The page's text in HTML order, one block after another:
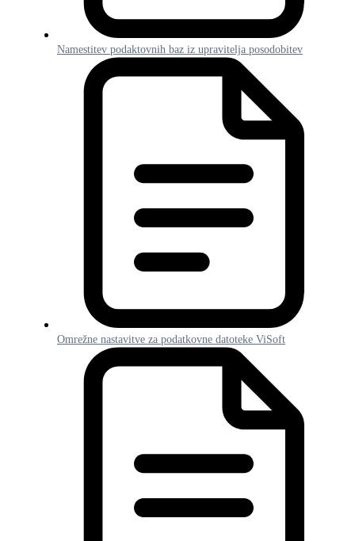
Namestitev podaktovnih baz iz upravitelja posodobitev
Omrežne nastavitve za podatkovne datoteke ViSoft